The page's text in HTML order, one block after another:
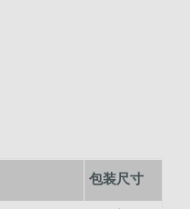
包装尺寸